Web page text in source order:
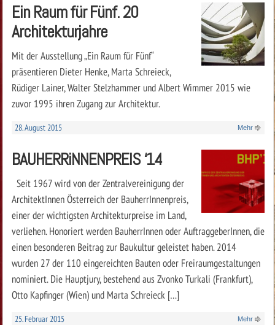
Ein Raum für Fünf. 20
Architekturjahre
Mit der Ausstellung „Ein Raum für Fünf“
präsentieren Dieter Henke, Marta Schreieck,
Rüdiger Lainer, Walter Stelzhammer und Albert Wimmer 2015 wie
zuvor 1995 ihren Zugang zur Architektur.
28. August 2015 Mehr
BAUHERRiNNENPREIS ‘14
Seit 1967 wird von der Zentralvereinigung der
ArchitektInnen Österreich der BauherrInnenpreis,
einer der wichtigsten Architekturpreise im Land,
verliehen. Honoriert werden BauherrInnen oder AuftraggeberInnen, die
einen besonderen Beitrag zur Baukultur geleistet haben. 2014
wurden 27 der 110 eingereichten Bauten oder Freiraumgestaltungen
nominiert. Die Hauptjury, bestehend aus Zvonko Turkali (Frankfurt),
Otto Kapfinger (Wien) und Marta Schreieck […]
25. Februar 2015 Mehr